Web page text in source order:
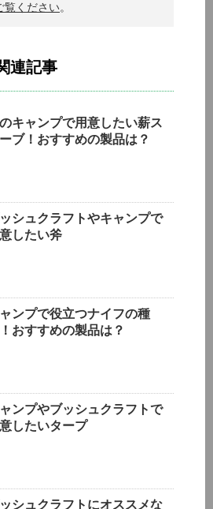
覧ください。
連記事
キャンプで用意したい薪ス
ーブ！おすすめの製品は？
シュクラフトやキャンプで
したい斧
ンプで役立つナイフの種
おすすめの製品は？
ンプやブッシュクラフトで
したいタープ
シュクラフトにオススメな